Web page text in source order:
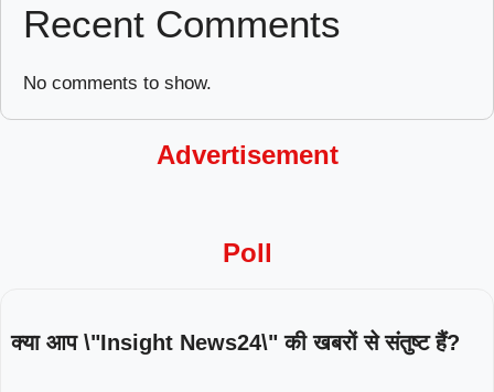
Recent Comments
No comments to show.
Advertisement
Poll
क्या आप \"Insight News24\" की खबरों से संतुष्ट हैं?